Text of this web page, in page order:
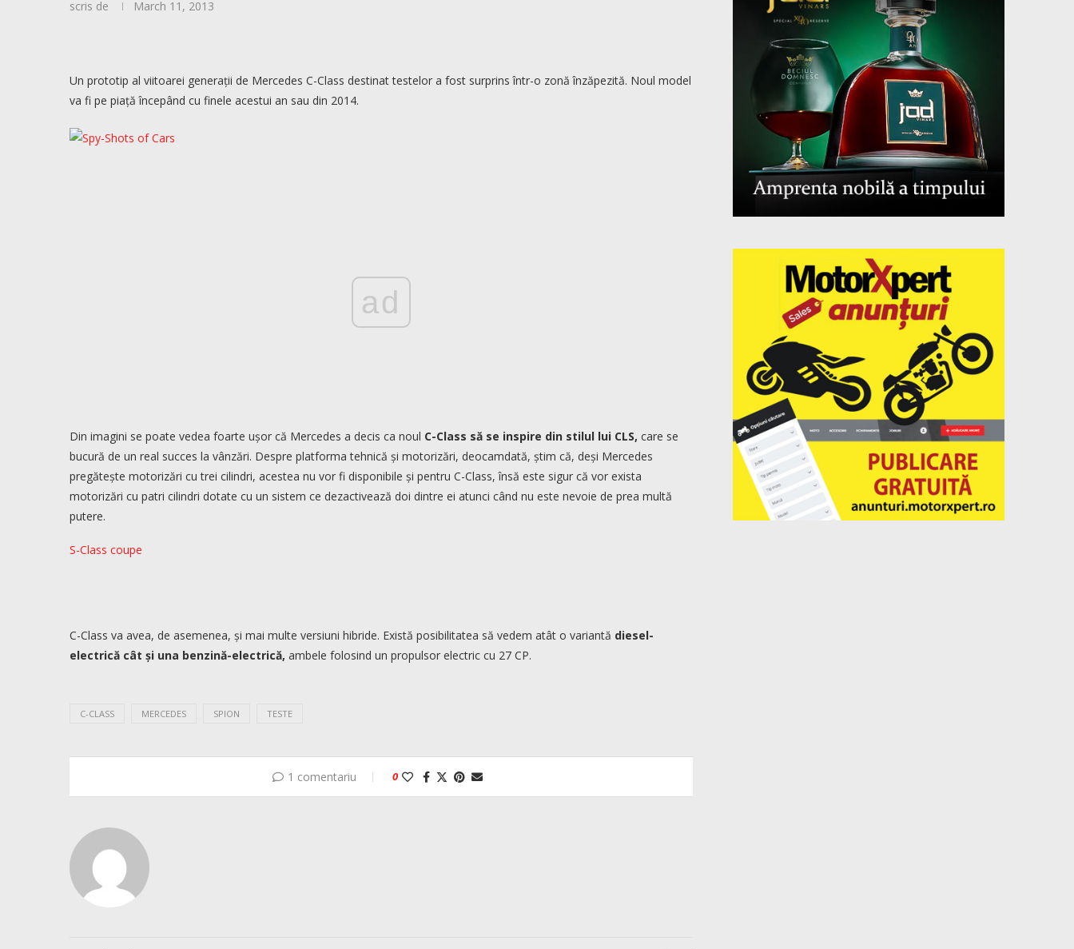
scris de March 11, 2013
Un prototip al viitoarei generații de Mercedes C-Class destinat testelor a fost surprins într-o zonă înzăpezită. Noul model
va fi pe piață începând cu finele acestui an sau din 2014.
ad
Din imagini se poate vedea foarte ușor că Mercedes a decis ca noul C-Class să se inspire din stilul lui CLS, care se
bucură de un real succes la vânzări. Despre platforma tehnică și motorizări, deocamdată, știm că, deși Mercedes
pregătește motorizări cu trei cilindri, acestea nu vor fi disponibile și pentru C-Class, însă este sigur că vor exista
motorizări cu patri cilindri dotate cu un sistem ce dezactivează doi dintre ei atunci când nu este nevoie de prea multă
putere.
S-Class coupe
C-Class va avea, de asemenea, și mai multe versiuni hibride. Există posibilitatea să vedem atât o variantă diesel-
electrică cât și una benzină-electrică, ambele folosind un propulsor electric cu 27 CP.
C-CLASS MERCEDES SPION TESTE
1 comentariu 0